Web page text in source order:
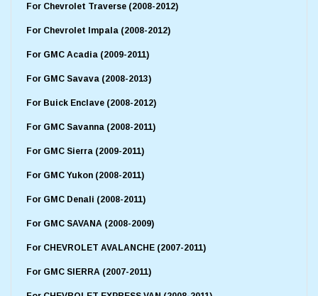
For Chevrolet Traverse (2008-2012)
For Chevrolet Impala (2008-2012)
For GMC Acadia (2009-2011)
For GMC Savava (2008-2013)
For Buick Enclave (2008-2012)
For GMC Savanna (2008-2011)
For GMC Sierra (2009-2011)
For GMC Yukon (2008-2011)
For GMC Denali (2008-2011)
For GMC SAVANA (2008-2009)
For CHEVROLET AVALANCHE (2007-2011)
For GMC SIERRA (2007-2011)